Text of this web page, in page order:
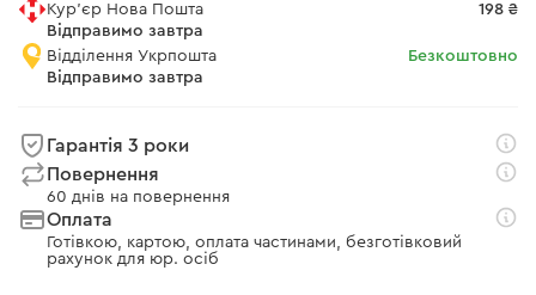
Кур'єр Нова Пошта
Відправимо завтра
198 ₴
Відділення Укрпошта
Відправимо завтра
Безкоштовно
Гарантія 3 роки
Повернення
60 днів на повернення
Оплата
Готівкою, картою, оплата частинами, безготівковий
рахунок для юр. осіб